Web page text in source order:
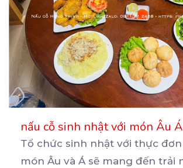
nấu cỗ sinh nhật với món Âu Á
Tổ chức sinh nhật với thực
món Âu và Á sẽ mang đến trải